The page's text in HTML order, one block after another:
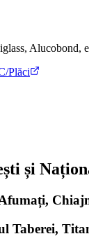
Alucobond,
Plăci
și
Taberei,